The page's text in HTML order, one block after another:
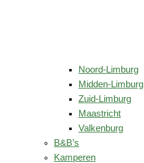
Noord-Limburg
Midden-Limburg
Zuid-Limburg
Maastricht
Valkenburg
B&B’s
Kamperen